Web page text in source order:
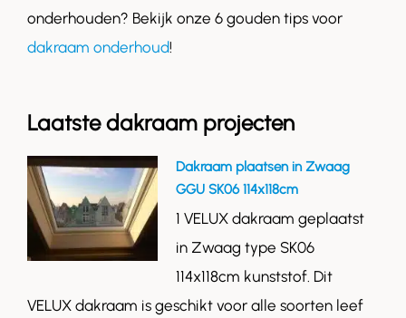
onderhouden? Bekijk onze 6 gouden tips voor
dakraam onderhoud!
Laatste dakraam projecten
Dakraam plaatsen in Zwaag
GGU SK06 114x118cm
1 VELUX dakraam geplaatst
in Zwaag type SK06
114x118cm kunststof. Dit
VELUX dakraam is geschikt voor alle soorten leef